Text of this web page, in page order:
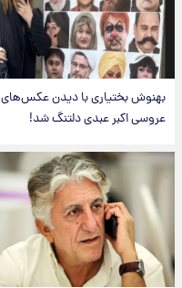
بهنوش بختیاری با دیدن عکس‌های
عروسی اکبر عبدی دلتنگ شد!